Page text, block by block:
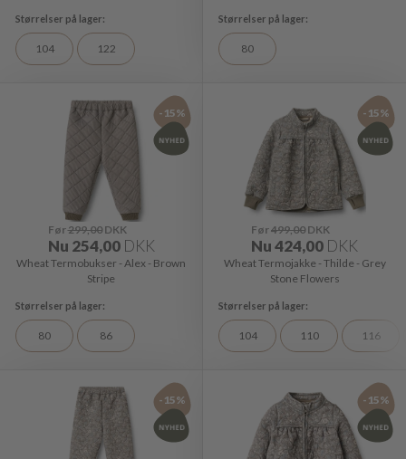
104 122 80
-15%
Før299,00DKK
Nu 254,00 DKK
Wheat Termobukser - Alex - Brown
Stripe
80 86
-15%
Før499,00 DKK
Nu424,00 DKK
Wheat Termojakke - Thilde - Grey
Stone Flowers
104 110 116
-15% -15%